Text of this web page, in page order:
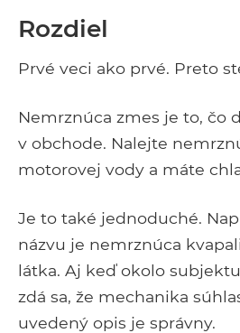
Rozdiel
Prvé veci ako prvé. Preto
Nemrznúca zmes je to, čo
v obchode. Nalejte
motorovej vody a máte
Je to také jednoduché.
názvu je nemrznúca
látka. Aj keď okolo
zdá sa, že mechanika
uvedený opis je správny.